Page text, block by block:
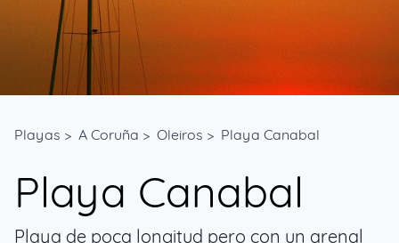
Playas > A Coruña > Oleiros > Playa Canabal
Playa Canabal
Playa de poca longitud pero con un arenal